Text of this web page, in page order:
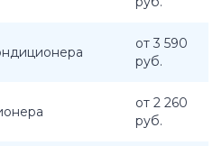
от 3 590
руб.
от 2 260
руб.